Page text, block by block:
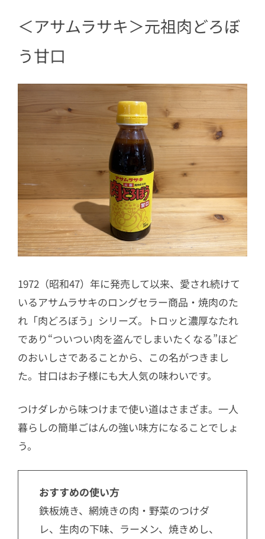
＜アサムラサキ＞元祖肉どろぼ
う甘口
1972（昭和47）年に発売して以来、愛され続けて
いるアサムラサキのロングセラー商品・焼肉のた
れ「肉どろぼう」シリーズ。トロッと濃厚なたれ
であり“ついつい肉を盗んでしまいたくなる”ほど
のおいしさであることから、この名がつきまし
た。甘口はお子様にも大人気の味わいです。
つけダレから味つけまで使い道はさまざま。一人
暮らしの簡単ごはんの強い味方になることでしょ
う。
おすすめの使い方
鉄板焼き、網焼きの肉・野菜のつけダ
レ、生肉の下味、ラーメン、焼きめし、